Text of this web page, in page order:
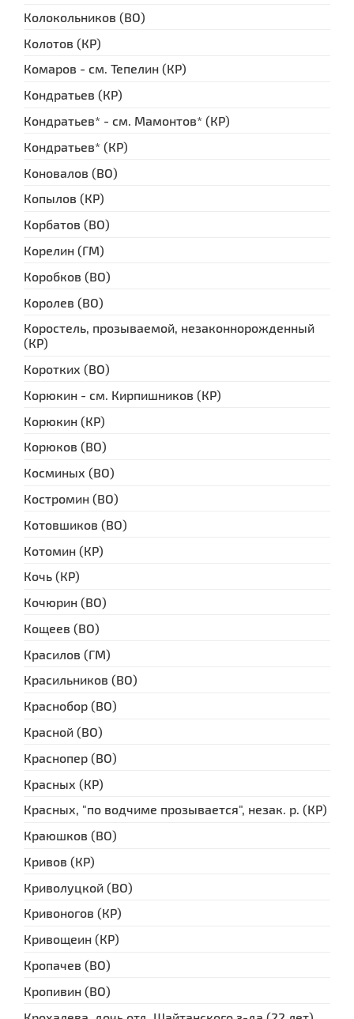
Колокольников (ВО)
Колотов (КР)
Комаров - см. Тепелин (КР)
Кондратьев (КР)
Кондратьев* - см. Мамонтов* (КР)
Кондратьев* (КР)
Коновалов (ВО)
Копылов (КР)
Корбатов (ВО)
Корелин (ГМ)
Коробков (ВО)
Королев (ВО)
Коростель, прозываемой, незаконнорожденный
(КР)
Коротких (ВО)
Корюкин - см. Кирпишников (КР)
Корюкин (КР)
Корюков (ВО)
Косминых (ВО)
Костромин (ВО)
Котовшиков (ВО)
Котомин (КР)
Кочь (КР)
Кочюрин (ВО)
Кощеев (ВО)
Красилов (ГМ)
Красильников (ВО)
Краснобор (ВО)
Красной (ВО)
Краснопер (ВО)
Красных (КР)
Красных, "по водчиме прозывается", незак. р. (КР)
Краюшков (ВО)
Кривов (КР)
Криволуцкой (ВО)
Кривоногов (КР)
Кривощеин (КР)
Кропачев (ВО)
Кропивин (ВО)